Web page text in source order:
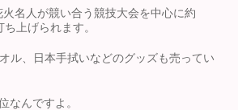
名人が競い合う競技大会を中心に約
上げられます。
ル、日本手拭いなどのグッズも売ってい
なんですよ。